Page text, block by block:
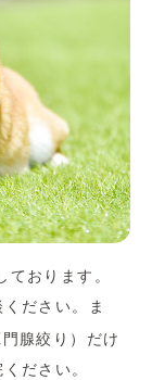
ております。
ださい。ま
腺絞り）だけ
ださい。